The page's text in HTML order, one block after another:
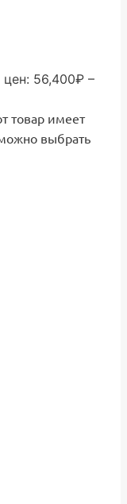
цен: 56,400₽ –
товар имеет
выбрать